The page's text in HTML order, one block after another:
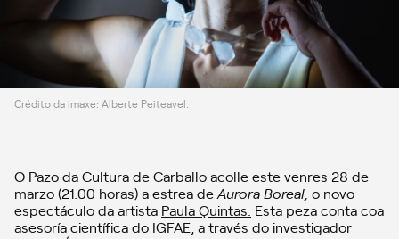
Crédito da imaxe: Alberte Peiteavel.
O Pazo da Cultura de Carballo acolle este venres 28 de
marzo (21.00 horas) a estrea deAurora Boreal, o novo
espectáculo da artista Paula Quintas. Esta peza conta coa
asesoría científica do IGFAE, a través do investigador